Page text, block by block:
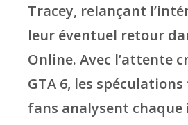
Tracey, relançant
leur éventuel retour
Online. Avec l’attente
GTA 6, les
fans analysent chaque